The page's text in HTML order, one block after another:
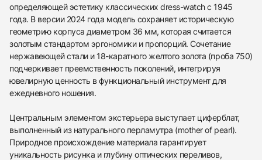
определяющей эстетику классических dress-watch с 1945
года. В версии 2024 года модель сохраняет историческую
геометрию корпуса диаметром 36 мм, которая считается
золотым стандартом эргономики и пропорций. Сочетание
нержавеющей стали и 18-каратного желтого золота (проба 750)
подчеркивает преемственность поколений, интегрируя
ювелирную ценность в функциональный инструмент для
ежедневного ношения.
Центральным элементом экстерьера выступает циферблат,
выполненный из натурального перламутра (mother of pearl).
Природное происхождение материала гарантирует
уникальность рисунка и глубину оптических переливов,